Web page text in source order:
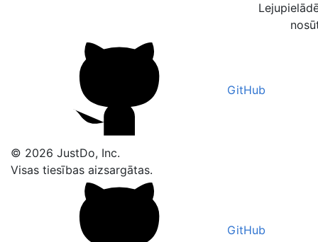
GitHub
© 2026 JustDo, Inc.
Visas tiesības aizsargātas.
GitHub